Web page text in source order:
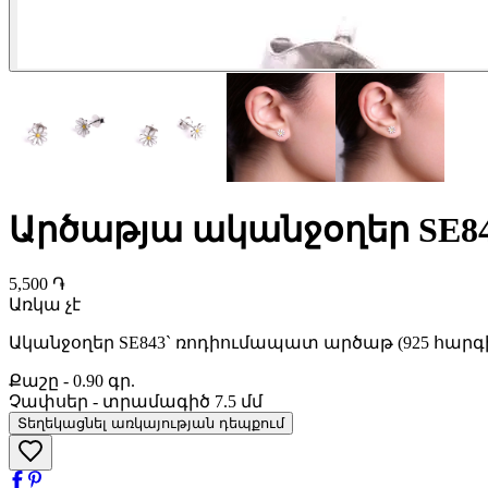
Արծաթյա ականջօղեր
5,500 ֏
Առկա չէ
Ականջօղեր SE843` ռոդիումապատ արծաթ (925
Քաշը - 0.90 գր.
Չափսեր - տրամագիծ 7.5 մմ
Տեղեկացնել առկայության դեպքում